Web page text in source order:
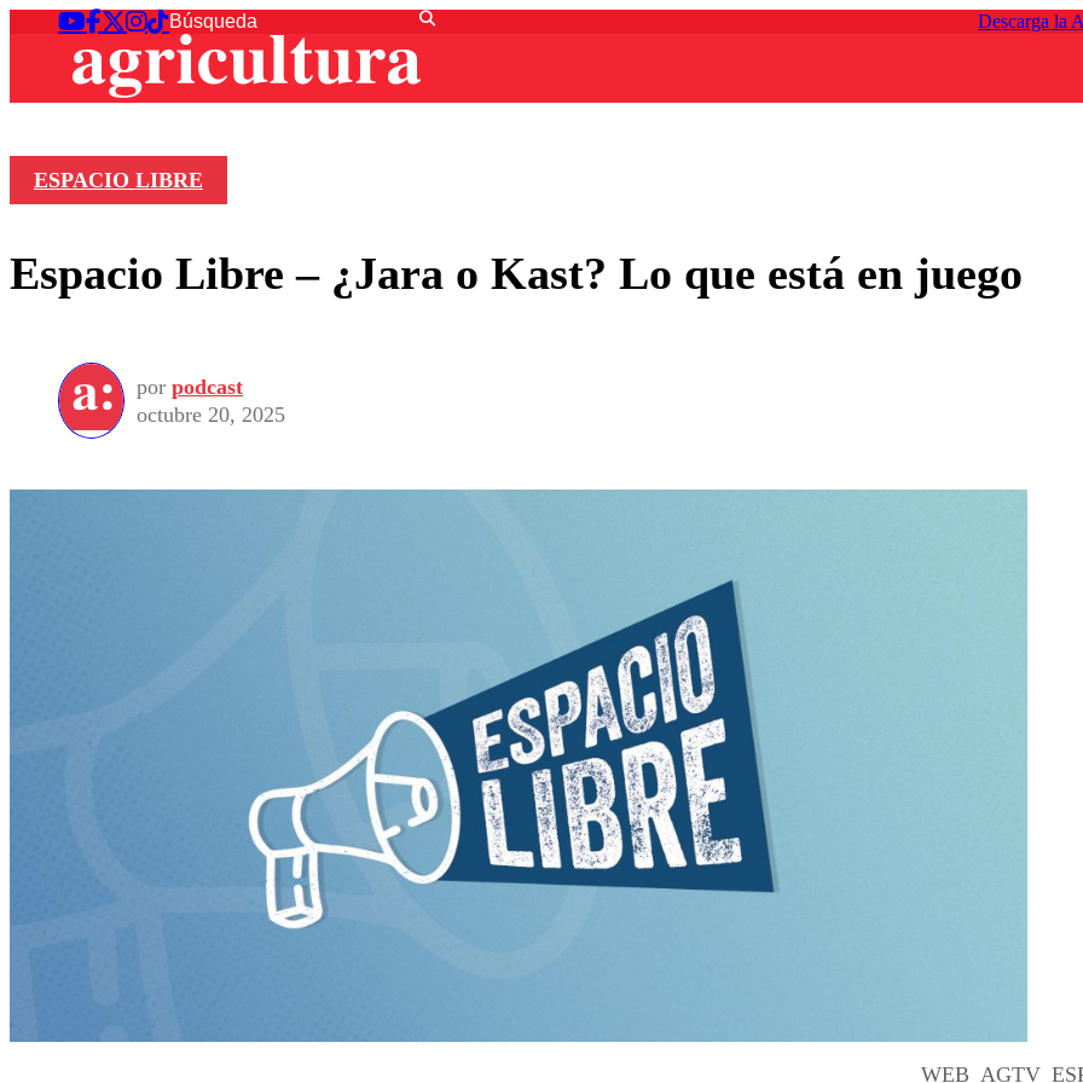
Descarga la
ESPACIO LIBRE
Espacio Libre – ¿Jara o Kast? Lo que está en juego
por podcast
octubre 20, 2025